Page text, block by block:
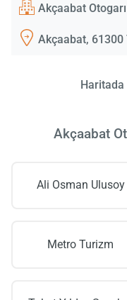
Akçaabat Otogarı
Akçaabat, 61300
Haritada
Akçaabat
Ali Osman Ulusoy
Metro Turizm